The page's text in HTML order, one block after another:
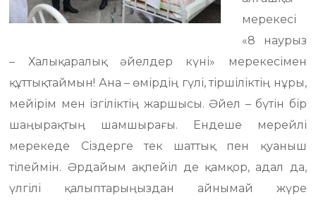
мерекесі
«8 наурыз
– Халықаралық әйелдер күні» мерекесімен
құттықтаймын! Ана – өмірдің гүлі, тіршіліктің нұры,
мейірім мен ізгіліктің жаршысы. Әйел – бүтін бір
шаңырақтың шамшырағы. Ендеше мерейлі
мерекеде Сіздерге тек шаттық пен қуаныш
тілеймін. Әрдайым ақпейіл де қамқор, адал да,
үлгілі қалыптарыңыздан айнымай жүре